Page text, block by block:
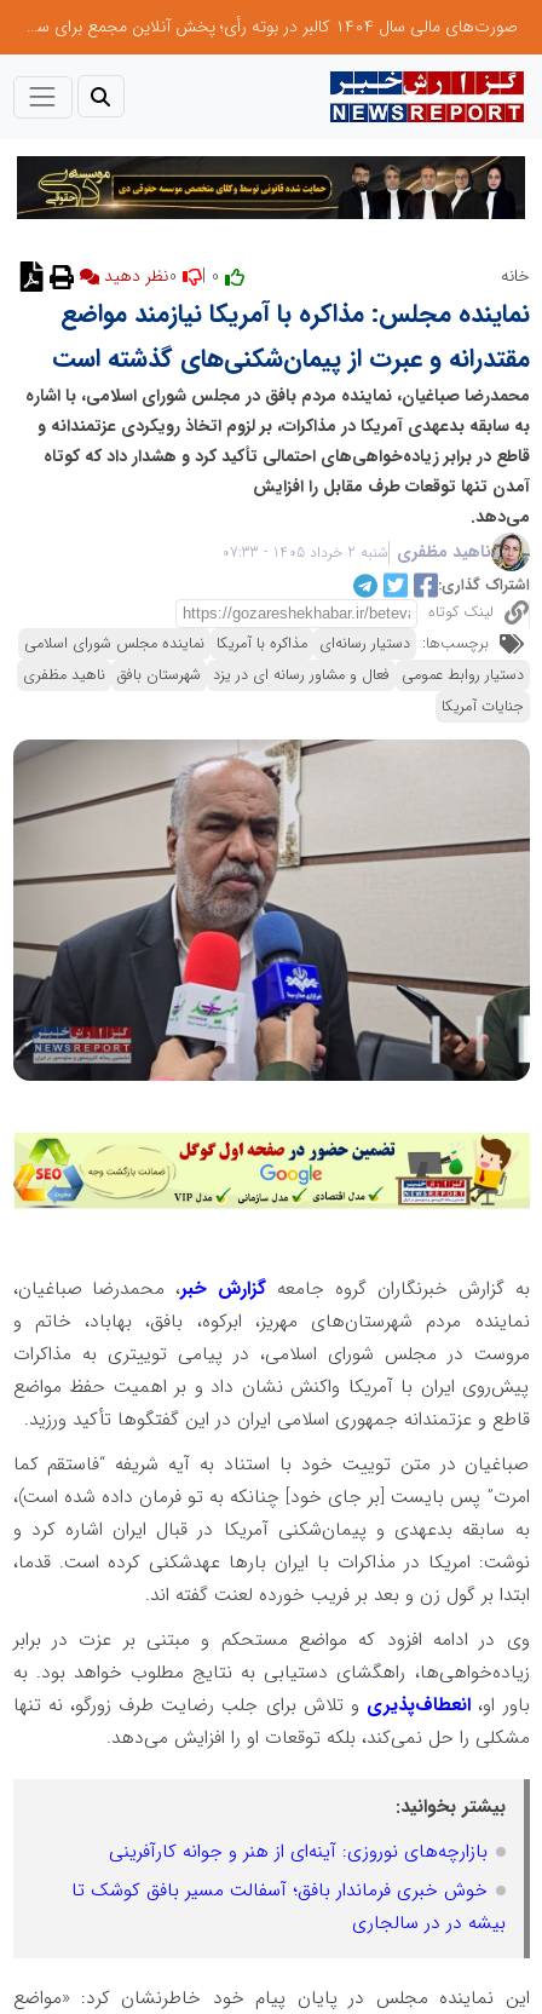
صورت‌های مالی سال ۱۴۰۴ کالبر در بوته رأی؛ پخش آنلاین مجمع برای سهامداران در سراسر کشور
خانه
نماینده مجلس: مذاکره با آمریکا نیازمند مواضع
مقتدرانه و عبرت از پیمان‌شکنی‌های گذشته است
محمدرضا صباغیان، نماینده مردم بافق در مجلس شورای اسلامی، با اشاره
به سابقه بدعهدی آمریکا در مذاکرات، بر لزوم اتخاذ رویکردی عزتمندانه و
قاطع در برابر زیاده‌خواهی‌های احتمالی تأکید کرد و هشدار داد که کوتاه
آمدن تنها توقعات طرف مقابل را افزایش
می‌دهد.
ناهید مظفری شنبه 2 خرداد 1405 - 07:33
اشتراک گذاری:
لینک کوتاه
برچسب‌ها: دستیار رسانه‌ای مذاکره با آمریکا نماینده مجلس شورای اسلامی
دستیار روابط عمومی فعال و مشاور رسانه ای در یزد شهرستان بافق ناهید مظفری
جنایات آمریکا
به گزارش خبرنگاران گروه جامعه گزارش خبر، محمدرضا صباغیان،
نماینده مردم شهرستان‌های مهریز، ابرکوه، بافق، بهاباد، خاتم و
مروست در مجلس شورای اسلامی، در پیامی توییتری به مذاکرات
پیش‌روی ایران با آمریکا واکنش نشان داد و بر اهمیت حفظ مواضع
قاطع و عزتمندانه جمهوری اسلامی ایران در این گفتگوها تأکید ورزید.
صباغیان در متن توییت خود با استناد به آیه شریفه “فاستقم کما
امرت” پس بایست [بر جای خود] چنانکه به تو فرمان داده شده است)،
به سابقه بدعهدی و پیمان‌شکنی آمریکا در قبال ایران اشاره کرد و
نوشت: امریکا در مذاکرات با ایران بارها عهدشکنی کرده است. قدما،
ابتدا بر گول زن و بعد بر فریب خورده لعنت گفته اند.
وی در ادامه افزود که مواضع مستحکم و مبتنی بر عزت در برابر
زیاده‌خواهی‌ها، راهگشای دستیابی به نتایج مطلوب خواهد بود. به
باور او، انعطاف‌پذیری و تلاش برای جلب رضایت طرف زورگو، نه تنها
مشکلی را حل نمی‌کند، بلکه توقعات او را افزایش می‌دهد.
بیشتر بخوانید:
بازارچه‌های نوروزی: آینه‌ای از هنر و جوانه کارآفرینی
خوش خبری فرماندار بافق؛ آسفالت مسیر بافق کوشک تا
بیشه در در سالجاری
این نماینده مجلس در پایان پیام خود خاطرنشان کرد: «مواضع